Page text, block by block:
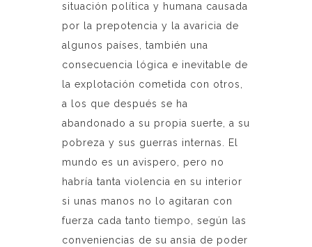
situación política y humana causada
por la prepotencia y la avaricia de
algunos países, también una
consecuencia lógica e inevitable de
la explotación cometida con otros,
a los que después se ha
abandonado a su propia suerte, a su
pobreza y sus guerras internas. El
mundo es un avispero, pero no
habría tanta violencia en su interior
si unas manos no lo agitaran con
fuerza cada tanto tiempo, según las
conveniencias de su ansia de poder